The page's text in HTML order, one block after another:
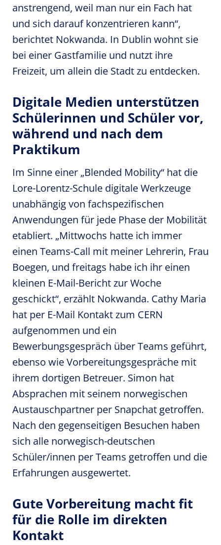
anstrengend, weil man nur ein Fach hat
und sich darauf konzentrieren kann“,
berichtet Nokwanda. In Dublin wohnt sie
bei einer Gastfamilie und nutzt ihre
Freizeit, um allein die Stadt zu entdecken.
Digitale Medien unterstützen
Schülerinnen und Schüler vor,
während und nach dem
Praktikum
Im Sinne einer „Blended Mobility“ hat die
Lore-Lorentz-Schule digitale Werkzeuge
unabhängig von fachspezifischen
Anwendungen für jede Phase der Mobilität
etabliert. „Mittwochs hatte ich immer
einen Teams-Call mit meiner Lehrerin, Frau
Boegen, und freitags habe ich ihr einen
kleinen E-Mail-Bericht zur Woche
geschickt“, erzählt Nokwanda. Cathy Maria
hat per E-Mail Kontakt zum CERN
aufgenommen und ein
Bewerbungsgespräch über Teams geführt,
ebenso wie Vorbereitungsgespräche mit
ihrem dortigen Betreuer. Simon hat
Absprachen mit seinem norwegischen
Austauschpartner per Snapchat getroffen.
Nach den gegenseitigen Besuchen haben
sich alle norwegisch-deutschen
Schüler/innen per Teams getroffen und die
Erfahrungen ausgewertet.
Gute Vorbereitung macht fit
für die Rolle im direkten
Kontakt